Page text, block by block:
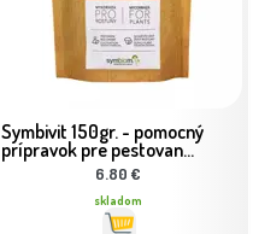
Symbivit 150gr. - pomocný
prípravok pre pestovan...
6.80 €
skladom